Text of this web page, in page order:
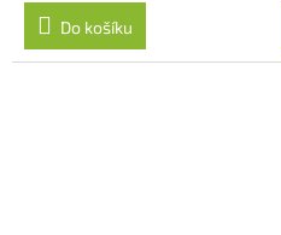
Do košíku